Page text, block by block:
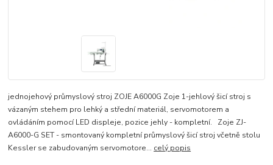
jednojehový průmyslový stroj ZOJE A6000G Zoje 1-jehlový šicí stroj s
vázaným stehem pro lehký a střední materiál, servomotorem a
ovládáním pomocí LED displeje, pozice jehly - kompletní. Zoje ZJ-
A6000-G SET - smontovaný kompletní průmyslový šicí stroj včetně stolu
Kessler se zabudovaným servomotore... celý popis